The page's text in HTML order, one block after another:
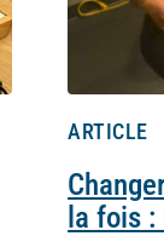
ARTICLE
la fois